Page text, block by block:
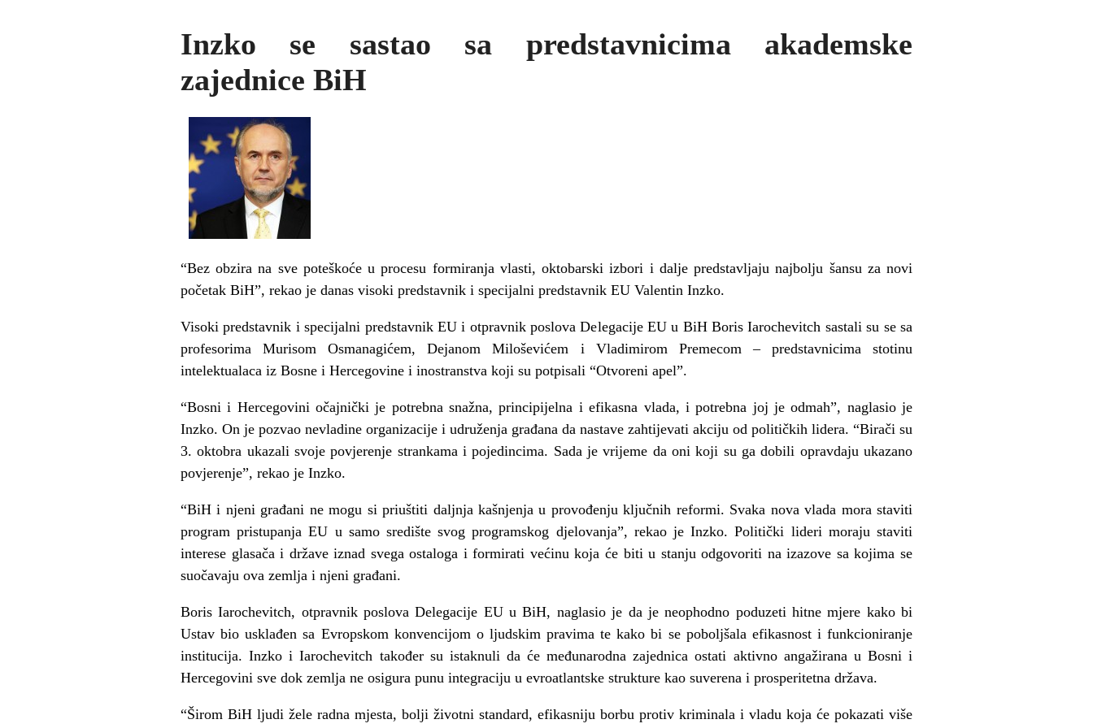
Inzko se sastao sa predstavnicima akademske
zajednice BiH
“Bez obzira na sve poteškoće u procesu formiranja vlasti, oktobarski izbori i dalje predstavljaju najbolju šansu za novi
početak BiH”, rekao je danas visoki predstavnik i specijalni predstavnik EU Valentin Inzko.
Visoki predstavnik i specijalni predstavnik EU i otpravnik poslova Delegacije EU u BiH Boris Iarochevitch sastali su se sa
profesorima Murisom Osmanagićem, Dejanom Miloševićem i Vladimirom Premecom – predstavnicima stotinu
intelektualaca iz Bosne i Hercegovine i inostranstva koji su potpisali “Otvoreni apel”.
“Bosni i Hercegovini očajnički je potrebna snažna, principijelna i efikasna vlada, i potrebna joj je odmah”, naglasio je
Inzko. On je pozvao nevladine organizacije i udruženja građana da nastave zahtijevati akciju od političkih lidera. “Birači su
3. oktobra ukazali svoje povjerenje strankama i pojedincima. Sada je vrijeme da oni koji su ga dobili opravdaju ukazano
povjerenje”, rekao je Inzko.
“BiH i njeni građani ne mogu si priuštiti daljnja kašnjenja u provođenju ključnih reformi. Svaka nova vlada mora staviti
program pristupanja EU u samo središte svog programskog djelovanja”, rekao je Inzko. Politički lideri moraju staviti
interese glasača i države iznad svega ostaloga i formirati većinu koja će biti u stanju odgovoriti na izazove sa kojima se
suočavaju ova zemlja i njeni građani.
Boris Iarochevitch, otpravnik poslova Delegacije EU u BiH, naglasio je da je neophodno poduzeti hitne mjere kako bi
Ustav bio usklađen sa Evropskom konvencijom o ljudskim pravima te kako bi se poboljšala efikasnost i funkcioniranje
institucija. Inzko i Iarochevitch također su istaknuli da će međunarodna zajednica ostati aktivno angažirana u Bosni i
Hercegovini sve dok zemlja ne osigura punu integraciju u evroatlantske strukture kao suverena i prosperitetna država.
“Širom BiH ljudi žele radna mjesta, bolji životni standard, efikasniju borbu protiv kriminala i vladu koja će pokazati više